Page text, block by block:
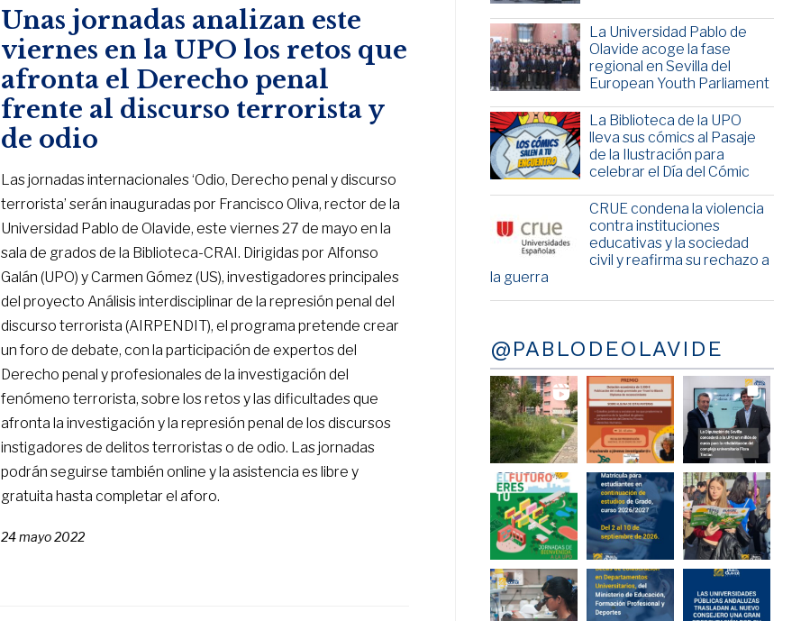
Unas jornadas analizan este
viernes en la UPO los retos que
afronta el Derecho penal
frente al discurso terrorista y
de odio
Las jornadas internacionales ‘Odio, Derecho penal y discurso
terrorista’ serán inauguradas por Francisco Oliva, rector de la
Universidad Pablo de Olavide, este viernes 27 de mayo en la
sala de grados de la Biblioteca-CRAI. Dirigidas por Alfonso
Galán (UPO) y Carmen Gómez (US), investigadores principales
del proyecto Análisis interdisciplinar de la represión penal del
discurso terrorista (AIRPENDIT), el programa pretende crear
un foro de debate, con la participación de expertos del
Derecho penal y profesionales de la investigación del
fenómeno terrorista, sobre los retos y las dificultades que
afronta la investigación y la represión penal de los discursos
instigadores de delitos terroristas o de odio. Las jornadas
podrán seguirse también online y la asistencia es libre y
gratuita hasta completar el aforo.
24 mayo 2022
La Universidad Pablo de
Olavide acoge la fase
regional en Sevilla del
European Youth Parliament
La Biblioteca de la UPO
lleva sus cómics al Pasaje
de la Ilustración para
celebrar el Día del Cómic
CRUE condena la violencia
contra instituciones
educativas y la sociedad
civil y reafirma su rechazo a
la guerra
@PABLODEOLAVIDE